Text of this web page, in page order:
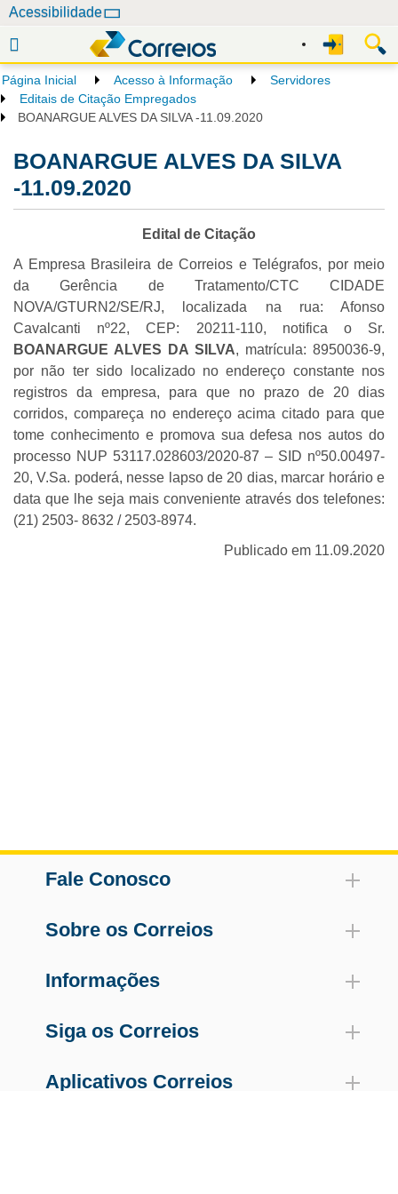
e
g
a
Acessibilidade
Página Inicial Acesso à Informação
Servidores
Editais de Citação Empregados
BOANARGUE ALVES DA SILVA -11.09.2020
BOANARGUE ALVES DA SILVA
-11.09.2020
Edital de Citação
A Empresa Brasileira de Correios e Telégrafos, por meio
da Gerência de Tratamento/CTC CIDADE
NOVA/GTURN2/SE/RJ, localizada na rua: Afonso
Cavalcanti nº22, CEP: 20211-110, notifica o Sr.
BOANARGUE ALVES DA SILVA, matrícula: 8950036-9,
por não ter sido localizado no endereço constante nos
registros da empresa, para que no prazo de 20 dias
corridos, compareça no endereço acima citado para que
tome conhecimento e promova sua defesa nos autos do
processo NUP 53117.028603/2020-87 – SID nº50.00497-
20, V.Sa. poderá, nesse lapso de 20 dias, marcar horário e
data que lhe seja mais conveniente através dos telefones:
(21) 2503- 8632 / 2503-8974.
Publicado em 11.09.2020
Fale Conosco
Sobre os Correios
Informações
Siga os Correios
Aplicativos Correios